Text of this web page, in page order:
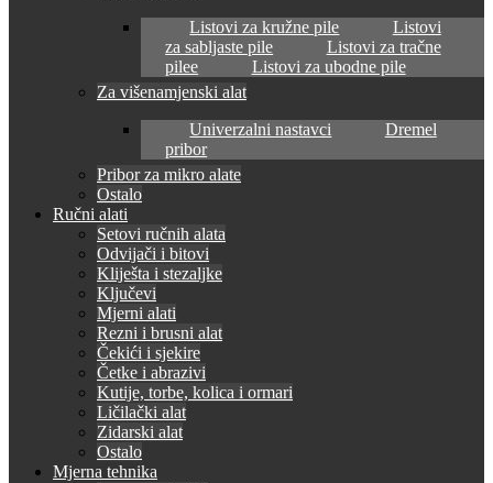
Listovi za kružne pile
Listovi
za sabljaste pile
Listovi za tračne
pilee
Listovi za ubodne pile
Za višenamjenski alat
Univerzalni nastavci
Dremel
pribor
Pribor za mikro alate
Ostalo
Ručni alati
Setovi ručnih alata
Odvijači i bitovi
Kliješta i stezaljke
Ključevi
Mjerni alati
Rezni i brusni alat
Čekići i sjekire
Četke i abrazivi
Kutije, torbe, kolica i ormari
Ličilački alat
Zidarski alat
Ostalo
Mjerna tehnika